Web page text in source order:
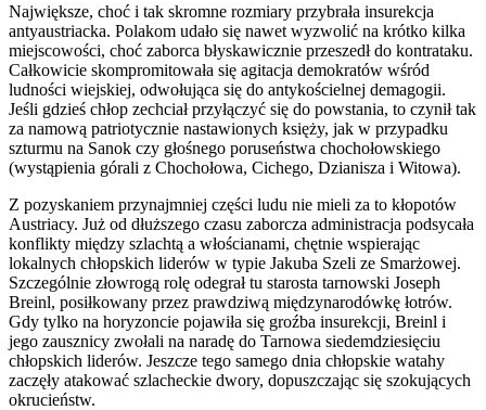
Największe, choć i tak skromne rozmiary przybrała insurekcja
antyaustriacka. Polakom udało się nawet wyzwolić na krótko kilka
miejscowości, choć zaborca błyskawicznie przeszedł do kontrataku.
Całkowicie skompromitowała się agitacja demokratów wśród
ludności wiejskiej, odwołująca się do antykościelnej demagogii.
Jeśli gdzieś chłop zechciał przyłączyć się do powstania, to czynił tak
za namową patriotycznie nastawionych księży, jak w przypadku
szturmu na Sanok czy głośnego poruseństwa chochołowskiego
(wystąpienia górali z Chochołowa, Cichego, Dzianisza i Witowa).
Z pozyskaniem przynajmniej części ludu nie mieli za to kłopotów
Austriacy. Już od dłuższego czasu zaborcza administracja podsycała
konflikty między szlachtą a włościanami, chętnie wspierając
lokalnych chłopskich liderów w typie Jakuba Szeli ze Smarżowej.
Szczególnie złowrogą rolę odegrał tu starosta tarnowski Joseph
Breinl, posiłkowany przez prawdziwą międzynarodówkę łotrów.
Gdy tylko na horyzoncie pojawiła się groźba insurekcji, Breinl i
jego zausznicy zwołali na naradę do Tarnowa siedemdziesięciu
chłopskich liderów. Jeszcze tego samego dnia chłopskie watahy
zaczęły atakować szlacheckie dwory, dopuszczając się szokujących
okrucieństw.